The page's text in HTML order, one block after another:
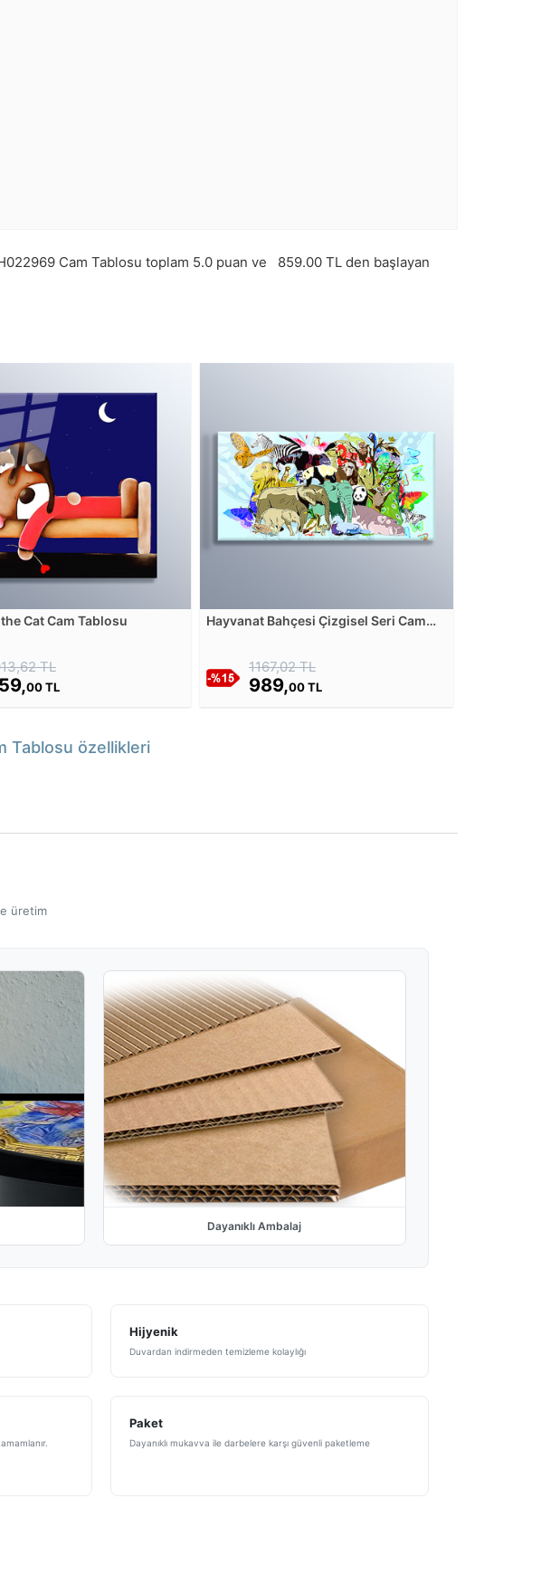
Cam Tablosu toplam 5.0 puan ve 859.00 TL den başlayan
Cat Cam Tablosu
TL
00 TL
Hayvanat Bahçesi Çizgisel Seri Cam
1167,02 TL
989,00 TL
Tablosu özellikleri
üretim
Dayanıklı Ambalaj
Hijyenik
Duvardan indirmeden temizleme kolaylığı
Paket
Dayanıklı mukavva ile darbelere karşı güvenli paketleme